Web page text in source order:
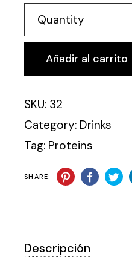
Quantity
Añadir al carrito
SKU: 32
Category: Drinks
Tag: Proteins
SHARE:
Descripción